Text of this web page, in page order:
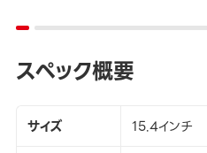
スペック概要
サイズ
15.4インチ